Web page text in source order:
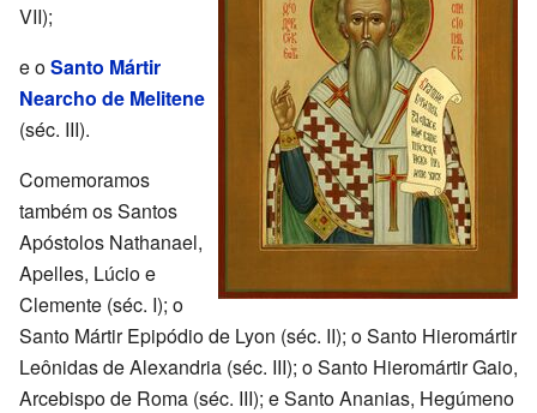
VII);
e oSanto Mártir
Nearcho de Melitene
(séc. III).
Comemoramos
também os Santos
Apóstolos Nathanael,
Apelles, Lúcio e
Clemente (séc. I); o
Santo Mártir Epipódio de Lyon (séc. II); o Santo Hieromártir
Leônidas de Alexandria (séc. III); o Santo Hieromártir Gaio,
Arcebispo de Roma (séc. III); e Santo Ananias, Hegúmeno